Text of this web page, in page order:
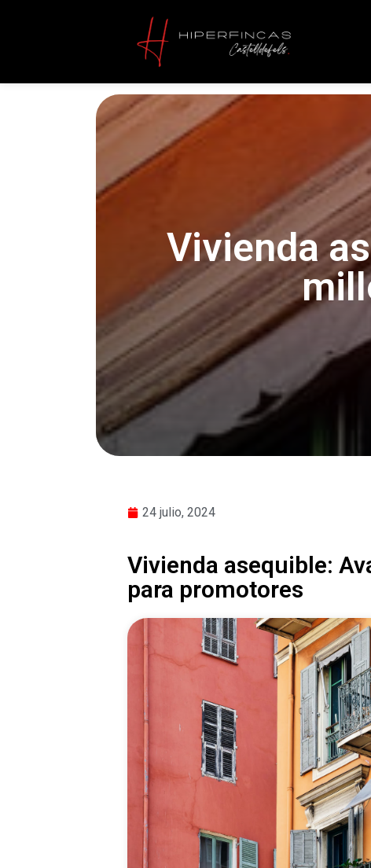
Vivienda
24 julio, 2024
Vivienda asequible:
para promotores